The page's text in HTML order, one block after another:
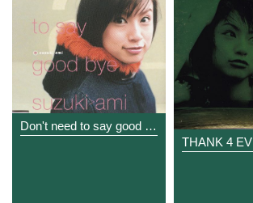
Don't need to say good bye